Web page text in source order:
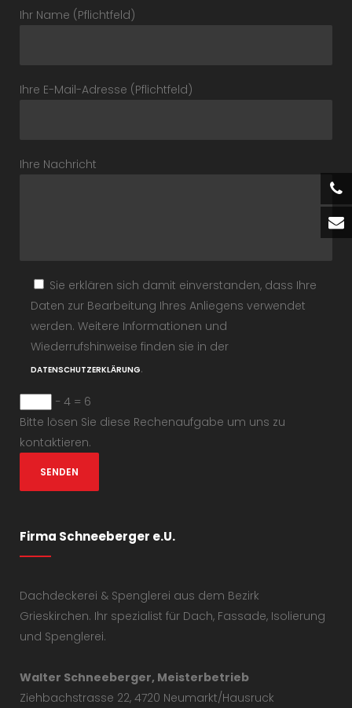
Ihr Name (Pflichtfeld)
Ihre E-Mail-Adresse (Pflichtfeld)
Ihre Nachricht
Sie erklären sich damit einverstanden, dass Ihre
Daten zur Bearbeitung Ihres Anliegens verwendet
werden. Weitere Informationen und
Wiederrufshinweise finden sie in der
DATENSCHUTZERKLÄRUNG.
− 4 = 6
Bitte lösen Sie diese Rechenaufgabe um uns zu
kontaktieren.
Firma Schneeberger e.U.
Dachdeckerei & Spenglerei aus dem Bezirk
Grieskirchen. Ihr spezialist für Dach, Fassade, Isolierung
und Spenglerei.
Walter Schneeberger, Meisterbetrieb
Ziehbachstrasse 22, 4720 Neumarkt/Hausruck